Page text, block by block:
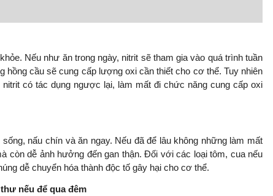
Nếu như ăn trong ngày, nitrit sẽ tham gia vào quá trình tuần
hồng cầu sẽ cung cấp lượng oxi cần thiết cho cơ thể. Tuy nhiên
có tác dụng ngược lại, làm mất đi chức năng cung cấp oxi
nấu chín và ăn ngay. Nếu đã để lâu không những làm mất
còn dễ ảnh hưởng đến gan thận. Đối với các loại tôm, cua nếu
dễ chuyển hóa thành độc tố gây hại cho cơ thể.
nếu để qua đêm